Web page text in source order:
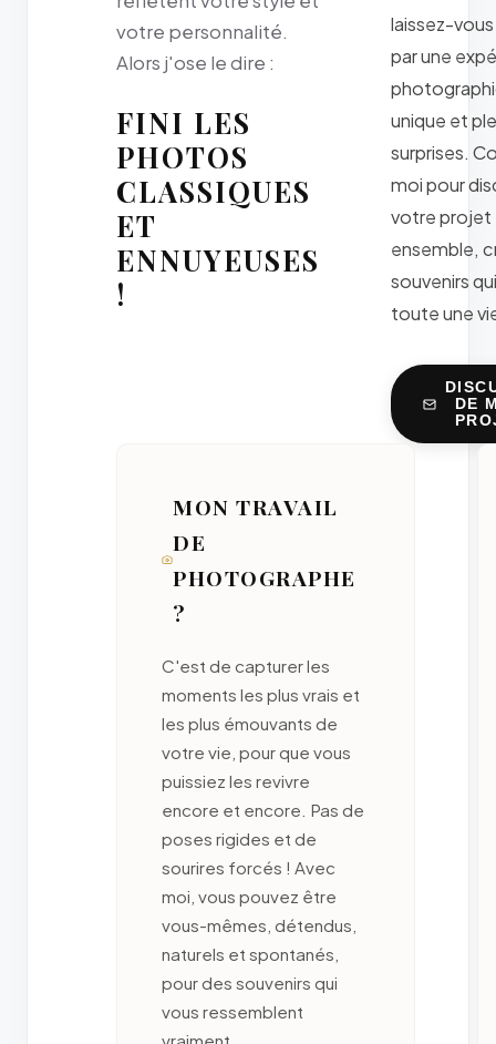
votre personnalité.
Alors j'ose le dire :
FINI LES
PHOTOS
CLASSIQUES
ET
ENNUYEUSES
!
laissez-
par une
unique et
surprises.
moi pour
votre projet
ensemble,
souvenirs
toute une
DE
MON TRAVAIL
DE
PHOTOGRAPHE
?
C'est de capturer les
moments les plus vrais et
les plus émouvants de
votre vie, pour que vous
puissiez les revivre
encore et encore. Pas de
poses rigides et de
sourires forcés ! Avec
moi, vous pouvez être
vous-mêmes, détendus,
naturels et spontanés,
pour des souvenirs qui
vous ressemblent